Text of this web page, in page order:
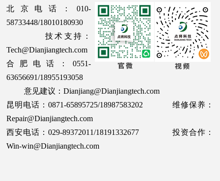
北京电话：010-
58733448/18010180930
技术支持：
Tech@Dianjiangtech.com
合肥电话：0551-
63656691/18955193058
意见建议：Dianjiang@Dianjiangtech.com
昆明电话：0871-65895725/18987583202 维修保养：
Repair@Dianjiangtech.com
西安电话：029-89372011/18191332677 投资合作：
Win-win@Dianjiangtech.com